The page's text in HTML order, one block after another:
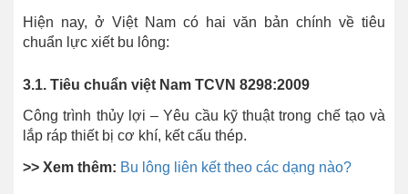
Hiện nay, ở Việt Nam có hai văn bản chính về tiêu
chuẩn lực xiết bu lông:
3.1. Tiêu chuẩn việt Nam TCVN 8298:2009
Công trình thủy lợi – Yêu cầu kỹ thuật trong chế tạo và
lắp ráp thiết bị cơ khí, kết cấu thép.
>> Xem thêm: Bu lông liên kết theo các dạng nào?